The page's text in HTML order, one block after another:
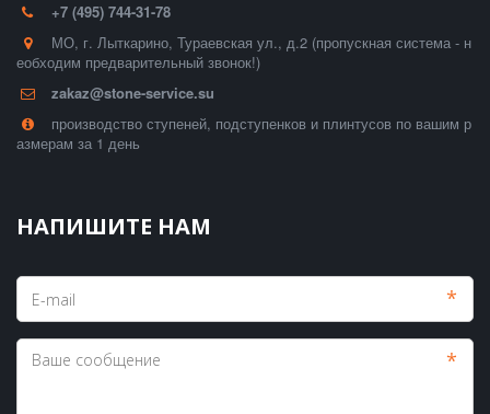
+7 (495) 744-31-78
МО, г. Лыткарино, Тураевская ул., д.2 (пропускная система - н
еобходим предварительный звонок!)
zakaz@stone-service.su
производство ступеней, подступенков и плинтусов по вашим р
азмерам за 1 день
НАПИШИТЕ НАМ
*
*